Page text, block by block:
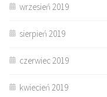
wrzesień 2019
sierpień 2019
czerwiec 2019
kwiecień 2019